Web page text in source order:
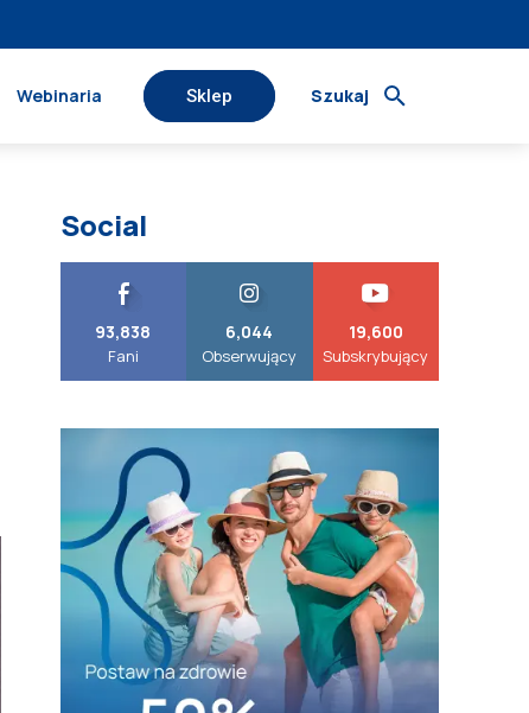
Szukaj
Webinaria Sklep
Social
93,838
Fani
6,044
Obserwujący
19,600
Subskrybujący